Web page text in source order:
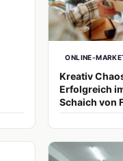
ONLINE-
Kreativ
Erfolgreich
Schaich von